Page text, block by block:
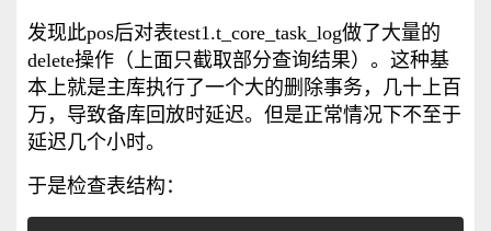
发现此pos后对表test1.t_core_task_log做了大量的
delete操作（上面只截取部分查询结果）。这种基
本上就是主库执行了一个大的删除事务，几十上百
万，导致备库回放时延迟。但是正常情况下不至于
延迟几个小时。
于是检查表结构：